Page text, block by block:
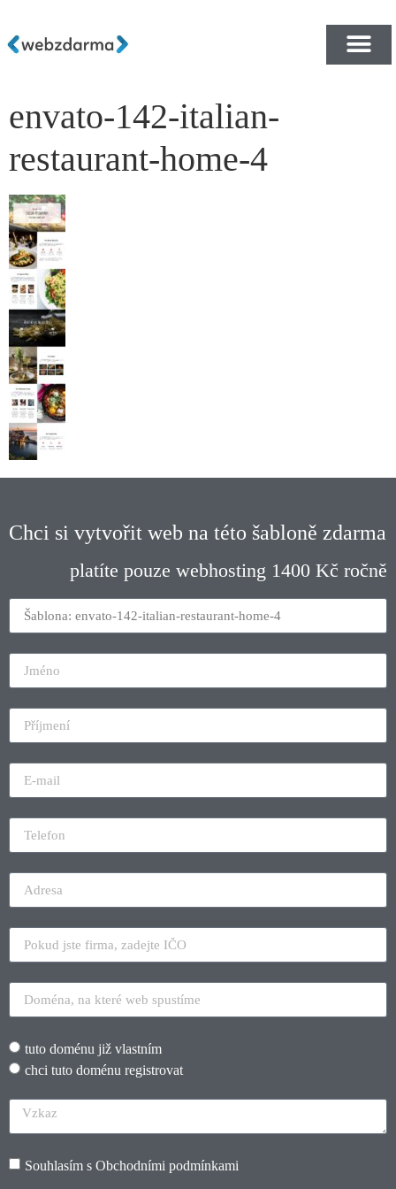
envato-142-italian-
restaurant-home-4
Chci si vytvořit web na této šabloně zdarma
platíte pouze webhosting 1400 Kč ročně
tuto doménu již vlastním
chci tuto doménu registrovat
Souhlasím s Obchodními podmínkami